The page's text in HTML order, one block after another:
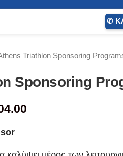
✆
Triathlon Sponsoring
Sponsoring